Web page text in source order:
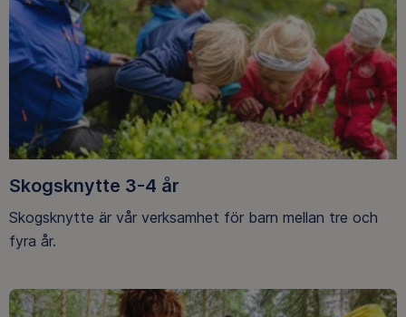
Skogsknytte 3-4 år
Skogsknytte är vår verksamhet för barn mellan tre och
fyra år.